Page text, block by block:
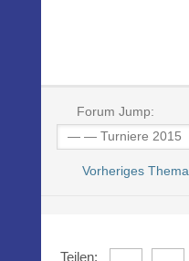
Forum Jump:
Vorheriges Thema
Teilen: